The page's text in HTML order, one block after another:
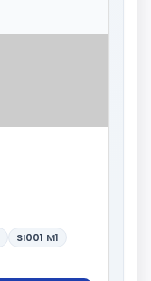
SI001 M1